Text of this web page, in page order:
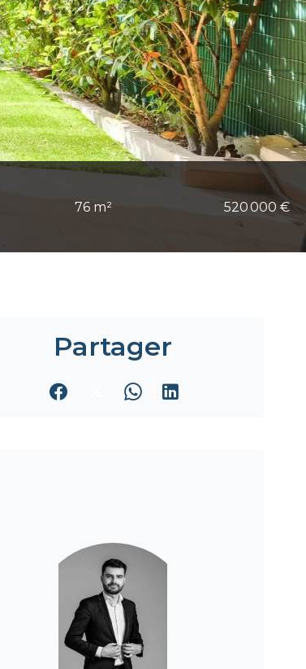
76 m² 520 000 €
Partager